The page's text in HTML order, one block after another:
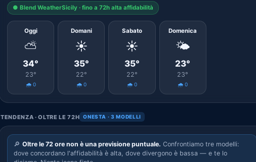
● Blend WeatherSicily · fino a 72h alta affidabilità
Oggi
⛅
34°
23°
🌧️ 0
Domani
☀️
35°
22°
🌧️ 0
Sabato
☀️
35°
22°
🌧️ 0
Domenica
🌤️
23°
23°
🌧️ 0
TENDENZA · OLTRE LE 72H ONESTA · 3 MODELLI
🔎 Oltre le 72 ore non è una previsione puntuale. Confrontiamo tre modelli:
dove concordano l'affidabilità è alta, dove divergono è bassa — e te lo